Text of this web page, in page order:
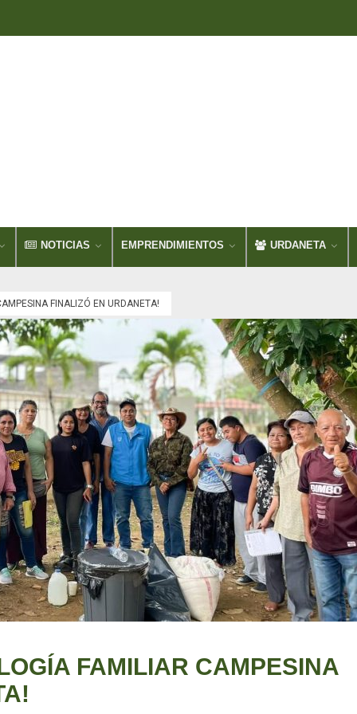
NOTICIAS EMPRENDIMIENTOS URDANETA
FINALIZÓ EN URDANETA!
FAMILIAR CAMPESINA